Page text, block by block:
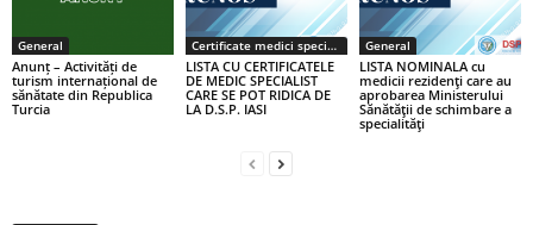
General
Anunț – Activități de
turism internațional de
sănătate din Republica
Turcia
Certificate medici specialiști / primari
LISTA CU CERTIFICATELE
DE MEDIC SPECIALIST
CARE SE POT RIDICA DE
LA D.S.P. IASI
General
LISTA NOMINALA cu
medicii rezidenţi care au
aprobarea Ministerului
Sănătăţii de schimbare a
specialităţi